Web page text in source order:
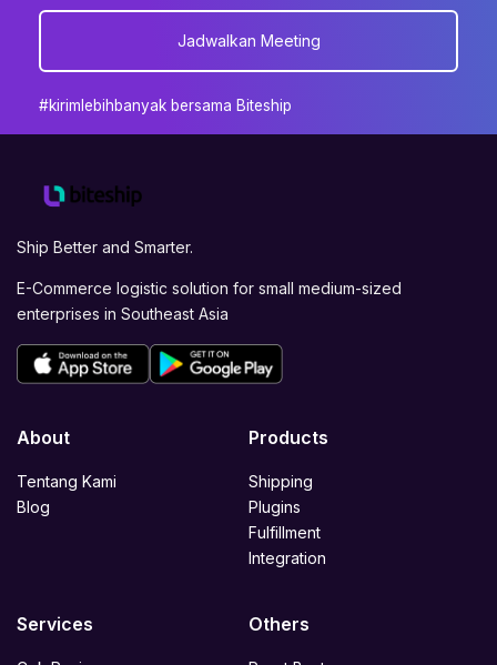
Jadwalkan Meeting
#kirimlebihbanyak bersama Biteship
Ship Better and Smarter.
E-Commerce logistic solution for small medium-sized
enterprises in Southeast Asia
About
Tentang Kami
Blog
Products
Shipping
Plugins
Fulfillment
Integration
Services Others